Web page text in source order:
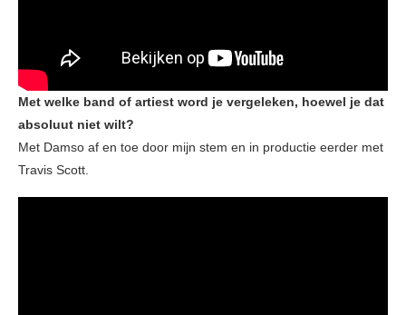
Met welke band of artiest word je vergeleken, hoewel je dat
absoluut niet wilt?
Met Damso af en toe door mijn stem en in productie eerder met
Travis Scott.